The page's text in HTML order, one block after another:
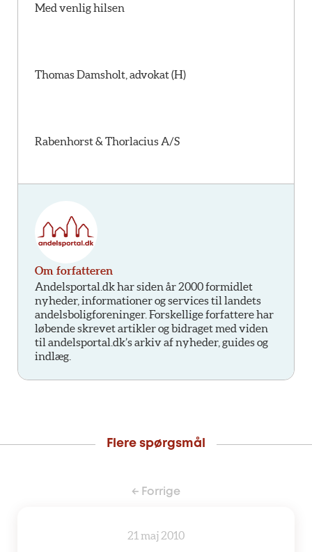
Med venlig hilsen
Thomas Damsholt, advokat (H)
Rabenhorst & Thorlacius A/S
Om forfatteren
Andelsportal.dk har siden år 2000 formidlet
nyheder, informationer og services til landets
andelsboligforeninger. Forskellige forfattere har
løbende skrevet artikler og bidraget med viden
til andelsportal.dk’s arkiv af nyheder, guides og
indlæg.
Flere spørgsmål
← Forrige
21 maj 2010